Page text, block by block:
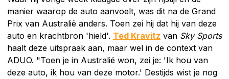
manier waarop de auto aanvoelt, was dit na de Grand
Prix van Australië anders. Toen zei hij dat hij van deze
auto en krachtbron 'hield'. Ted Kravitz van Sky Sports
haalt deze uitspraak aan, maar wel in de context van
ADUO. "Toen je in Australië won, zei je: 'Ik hou van
deze auto, ik hou van deze motor.' Destijds wist je nog